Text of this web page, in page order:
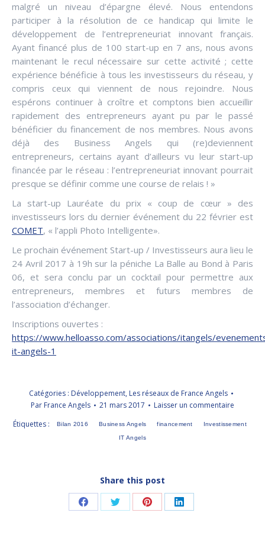
malgré un niveau d’épargne élevé. Nous entendons
participer à la résolution de ce handicap qui limite le
développement de l’entrepreneuriat innovant français.
Ayant financé plus de 100 start-up en 7 ans, nous avons
maintenant le recul nécessaire sur cette activité ; cette
expérience bénéficie à tous les investisseurs du réseau, y
compris ceux qui viennent de nous rejoindre. Nous
espérons continuer à croître et comptons bien accueillir
rapidement des entrepreneurs ayant pu par le passé
bénéficier du financement de nos membres. Nous avons
déjà des Business Angels qui (re)deviennent
entrepreneurs, certains ayant d’ailleurs vu leur start-up
financée par le réseau : l’entrepreneuriat innovant pourrait
presque se définir comme une course de relais ! »
La start-up Lauréate du prix « coup de cœur » des
investisseurs lors du dernier événement du 22 février est
COMET, « l’appli Photo Intelligente».
Le prochain événement Start-up / Investisseurs aura lieu le
24 Avril 2017 à 19h sur la péniche La Balle au Bond à Paris
06, et sera conclu par un cocktail pour permettre aux
entrepreneurs, membres et futurs membres de
l’association d’échanger.
Inscriptions ouvertes :
https://www.helloasso.com/associations/itangels/
it-angels-1
Catégories : Développement, Les réseaux de France Angels
Par France Angels 21 mars 2017
Laisser un commentaire
Étiquettes :
Bilan 2016 Business Angels financement Investissement
IT Angels
Share this post
PartagerPartagerPartagerPartager